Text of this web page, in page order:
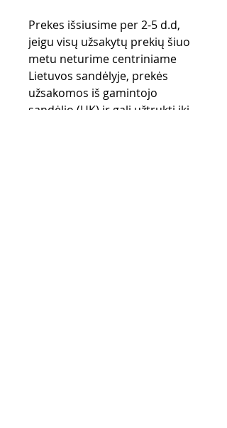
Prekes išsiusime per 2-5 d.d,
jeigu visų užsakytų prekių šiuo
metu neturime centriniame
Lietuvos sandėlyje, prekės
užsakomos iš gamintojo
sandėlio (UK) ir gali užtrukti iki